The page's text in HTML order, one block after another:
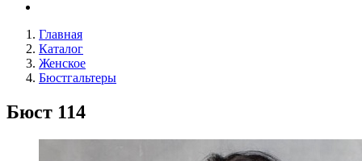
Главная
Каталог
Женское
Бюстгальтеры
Бюст 114